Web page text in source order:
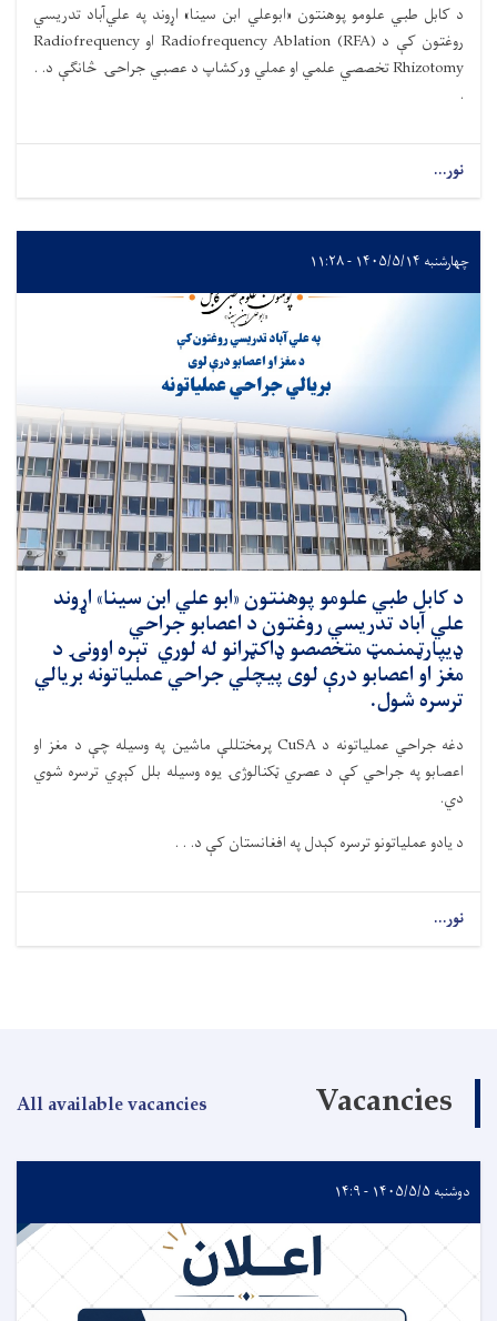
د کابل طبي علومو پوهنتون «ابوعلي ابن سينا» اړوند په علي‌آباد تدريسي
روغتون کې د Radiofrequency Ablation (RFA) او Radiofrequency
Rhizotomy تخصصي علمي او عملي ورکشاپ د عصبي جراحۍ څانګې د. .
.
نور...
چهارشنبه ۱۴۰۵/۵/۱۴ - ۱۱:۲۸
د کابل طبي علومو پوهنتون «ابو علي ابن سینا» اړوند
علي آباد تدریسي روغتون د اعصابو جراحي
ډيپارټمنمټ متخصصو ډاکټرانو له لوري تېره اوونۍ د
مغز او اعصابو درې لوی پيچلي جراحي عملیاتونه بریالي
ترسره شول.
دغه جراحي عملیاتونه د CuSA پرمختللې ماشین په وسیله چې د مغز او
اعصابو په جراحي کې د عصري ټکنالوژۍ یوه وسیله بلل کېږي ترسره شوي
دي.
د یادو عملیاتونو ترسره کېدل په افغانستان کې د. . .
نور...
Vacancies
All available vacancies
دوشنبه ۱۴۰۵/۵/۵ - ۱۴:۹